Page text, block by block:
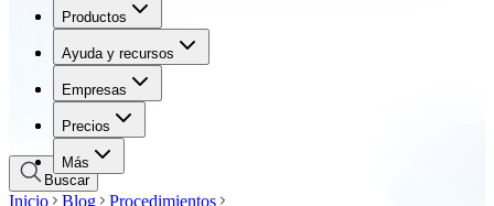
Productos
Ayuda y recursos
Empresas
Precios
Más
Productos
Ayuda y recursos
Empresas
Precios
Buscar
Inicio Blog
Procedimientos